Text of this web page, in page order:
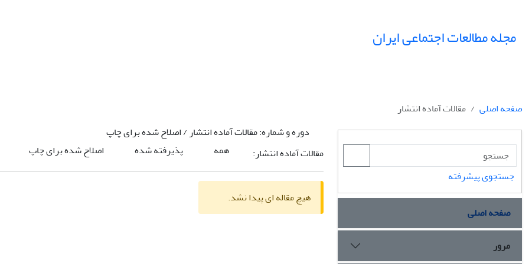
مجله مطالعات اجتماعی ایران
صفحه اصلی
مقالات آماده انتشار
دوره و شماره:مقالات آماده انتشار / اصلاح شده برای چاپ
مقالات آماده انتشار:
همه پذیرفته شده اصلاح شده برای چاپ
هیچ مقاله ای پیدا نشد.
جستجوی پیشرفته
صفحه اصلی
مرور